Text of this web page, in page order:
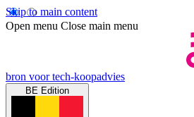
Skip to main content
Open menu Close main menu
bron voor tech-koopadvies
BE Edition